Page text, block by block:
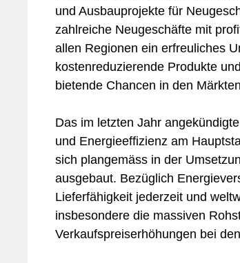
und Ausbauprojekte für
zahlreiche Neugeschäfte mit
allen Regionen ein erfreuliches
kostenreduzierende Produkte
bietende Chancen in den
Das im letzten Jahr
und Energieeffizienz am
sich plangemäss in der
ausgebaut. Bezüglich
Lieferfähigkeit jederzeit und
insbesondere die massiven
Verkaufspreiserhöhungen bei